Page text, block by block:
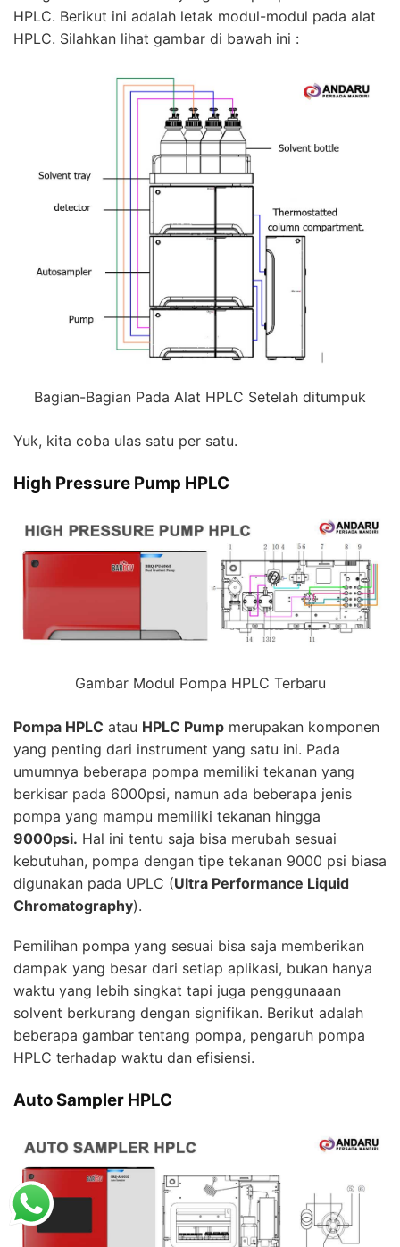
HPLC. Berikut ini adalah letak modul-modul pada alat
HPLC. Silahkan lihat gambar di bawah ini :
Bagian-Bagian Pada Alat HPLC Setelah ditumpuk
Yuk, kita coba ulas satu per satu.
High Pressure Pump HPLC
Gambar Modul Pompa HPLC Terbaru
Pompa HPLC atau HPLC Pump merupakan komponen
yang penting dari instrument yang satu ini. Pada
umumnya beberapa pompa memiliki tekanan yang
berkisar pada 6000psi, namun ada beberapa jenis
pompa yang mampu memiliki tekanan hingga
9000psi. Hal ini tentu saja bisa merubah sesuai
kebutuhan, pompa dengan tipe tekanan 9000 psi biasa
digunakan pada UPLC (Ultra Performance Liquid
Chromatography).
Pemilihan pompa yang sesuai bisa saja memberikan
dampak yang besar dari setiap aplikasi, bukan hanya
waktu yang lebih singkat tapi juga penggunaaan
solvent berkurang dengan signifikan. Berikut adalah
beberapa gambar tentang pompa, pengaruh pompa
HPLC terhadap waktu dan efisiensi.
Auto Sampler HPLC